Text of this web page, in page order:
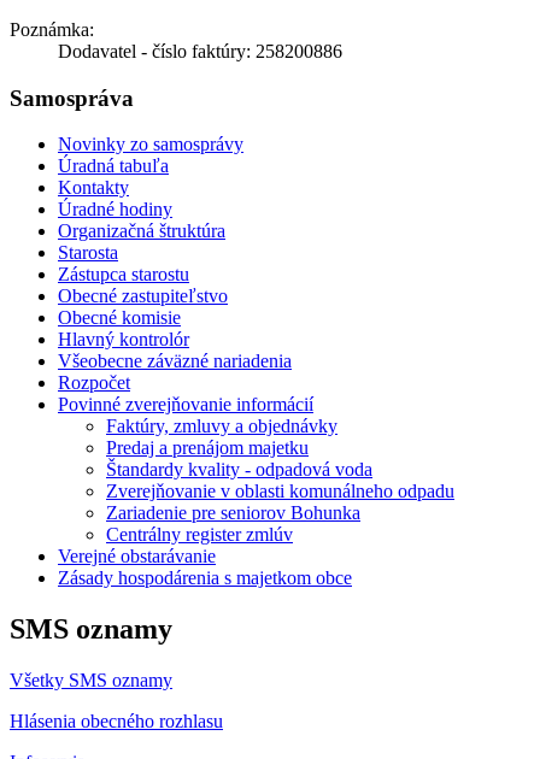
Poznámka:
Dodavatel - číslo faktúry: 258200886
Samospráva
Novinky zo samosprávy
Úradná tabuľa
Kontakty
Úradné hodiny
Organizačná štruktúra
Starosta
Zástupca starostu
Obecné zastupiteľstvo
Obecné komisie
Hlavný kontrolór
Všeobecne záväzné nariadenia
Rozpočet
Povinné zverejňovanie informácií
Faktúry, zmluvy a objednávky
Predaj a prenájom majetku
Štandardy kvality - odpadová voda
Zverejňovanie v oblasti komunálneho odpadu
Zariadenie pre seniorov Bohunka
Centrálny register zmlúv
Verejné obstarávanie
Zásady hospodárenia s majetkom obce
SMS oznamy
Všetky SMS oznamy
Hlásenia obecného rozhlasu